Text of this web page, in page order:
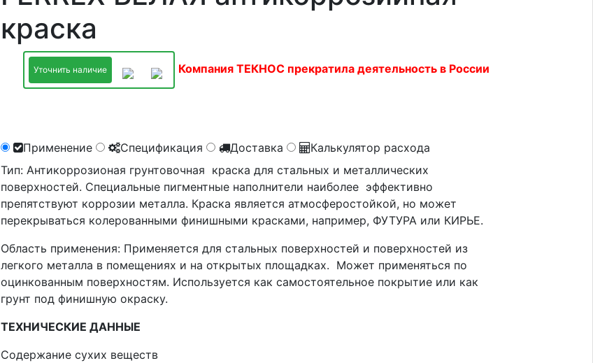
краска
Уточнить наличие Компания ТЕКНОС прекратила деятельность в России
Применение Спецификация Доставка
Калькулятор расхода
Тип: Антикоррозионая грунтовочная краска для стальных и металлических
поверхностей. Специальные пигментные наполнители наиболее эффективно
препятствуют коррозии металла. Краска является атмосферостойкой, но может
перекрываться колерованными финишными красками, например, ФУТУРА или КИРЬЕ.
Область применения: Применяется для стальных поверхностей и поверхностей из
легкого металла в помещениях и на открытых площадках. Может применяться по
оцинкованным поверхностям. Используется как самостоятельное покрытие или как
грунт под финишную окраску.
ТЕХНИЧЕСКИЕ ДАННЫЕ
Содержание сухих веществ